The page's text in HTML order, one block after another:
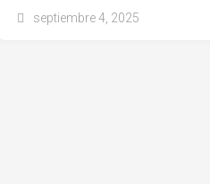
septiembre 4, 2025